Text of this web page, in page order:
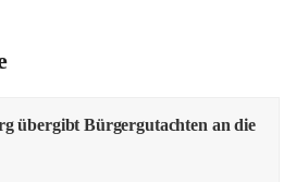
übergibt Bürgergutachten an die